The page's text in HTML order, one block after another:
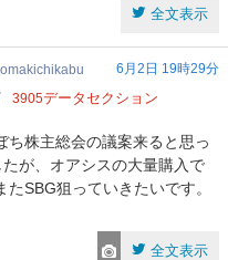
全文表示
6月2日 19時29分
3905データセクション
ち株主総会の議案来ると思っ
が、オアシスの大量購入で
SBG狙っていきたいです。
全文表示